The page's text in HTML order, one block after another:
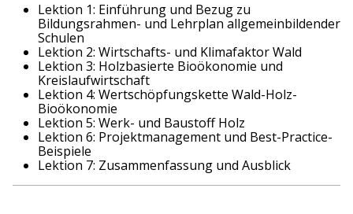
Lektion 1: Einführung und Bezug zu
Bildungsrahmen- und Lehrplan allgemeinbildender
Schulen
Lektion 2: Wirtschafts- und Klimafaktor Wald
Lektion 3: Holzbasierte Bioökonomie und
Kreislaufwirtschaft
Lektion 4: Wertschöpfungskette Wald-Holz-
Bioökonomie
Lektion 5: Werk- und Baustoff Holz
Lektion 6: Projektmanagement und Best-Practice-
Beispiele
Lektion 7: Zusammenfassung und Ausblick